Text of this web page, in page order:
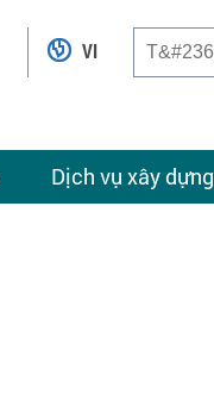
Dịch vụ xây dựng
VI